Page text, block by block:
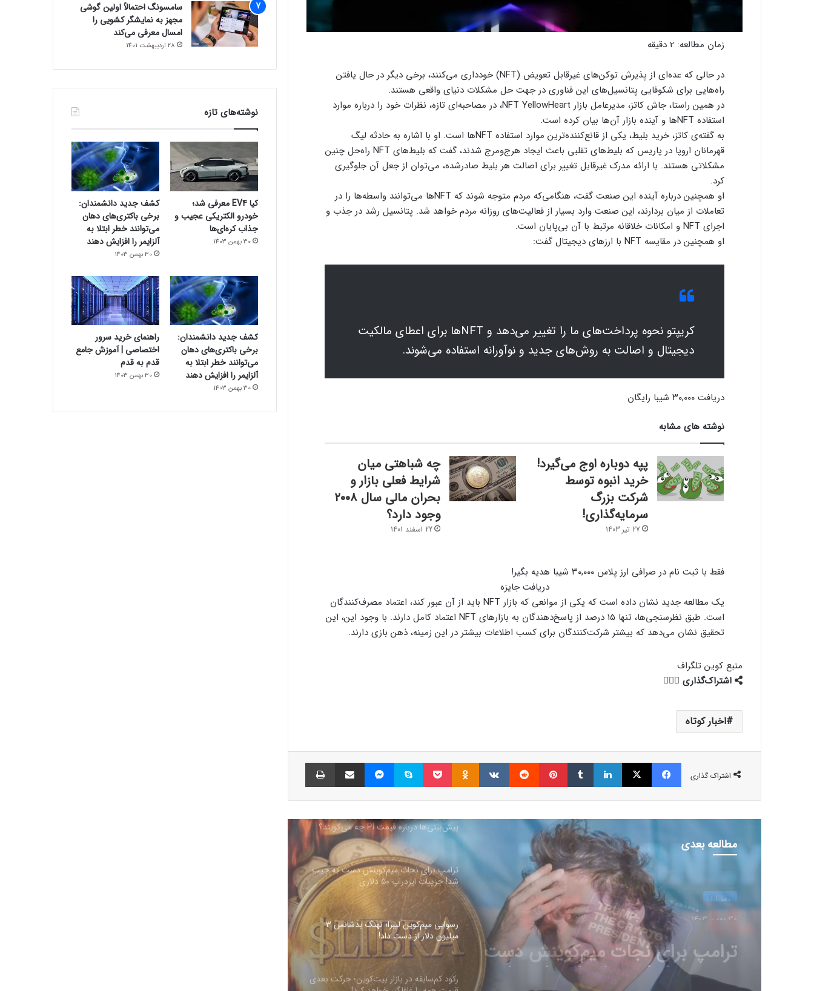
زمان مطالعه: 2 دقیقه
در حالی که عده‌ای از پذیرش توکن‌های غیرقابل تعویض (NFT) خودداری می‌کنند، برخی دیگر در حال یافتن
راه‌هایی برای شکوفایی پتانسیل‌های این فناوری در جهت حل مشکلات دنیای واقعی هستند.
در همین راستا، جاش کاتز، مدیرعامل بازار NFT YellowHeart، در مصاحبه‌ای تازه، نظرات خود را درباره‌ موارد
استفاده‌ NFTها و آینده‌ بازار آن‌ها بیان کرده است.
به گفته‌ی کاتز، خرید بلیط، یکی از قانع‌کننده‌ترین موارد استفاده‌ NFTها است. او با اشاره به حادثه‌ لیگ
قهرمانان اروپا در پاریس که بلیط‌های تقلبی باعث ایجاد هرج‌ومرج شدند، گفت که بلیط‌های NFT راه‌حل چنین
مشکلاتی هستند. با ارائه‌ مدرک غیرقابل تغییر برای اصالت هر بلیط صادرشده، می‌توان از جعل آن جلوگیری
کرد.
او همچنین درباره‌ آینده این صنعت گفت، هنگامی‌که مردم متوجه شوند که NFTها می‌توانند واسطه‌ها را در
تعاملات از میان بردارند، این صنعت وارد بسیار از فعالیت‌های روزانه‌ مردم خواهد شد. پتانسیل رشد در جذب و
اجرای NFT و امکانات خلاقانه‌ مرتبط با آن بی‌پایان است.
او همچنین در مقایسه‌ NFT با ارزهای دیجیتال گفت:
کریپتو نحوه‌ پرداخت‌های ما را تغییر می‌دهد و NFTها برای اعطای مالکیت
دیجیتال و اصالت به روش‌های جدید و نوآورانه استفاده می‌شوند.
دریافت ۳۰,۰۰۰ شیبا رایگان
نوشته های مشابه
پپه دوباره اوج می‌گیرد!
خرید انبوه توسط
شرکت بزرگ
سرمایه‌گذاری!
27 تیر 1403
چه شباهتی میان
شرایط فعلی بازار و
بحران مالی سال ۲۰۰۸
وجود دارد؟
22 اسفند 1401
فقط با ثبت نام در صرافی ارز پلاس ۳۰,۰۰۰ شیبا هدیه بگیر!
دریافت جایزه
یک مطالعه‌ جدید نشان داده است که یکی از موانعی که بازار NFT باید از آن عبور کند، اعتماد مصرف‌کنندگان
است. طبق نظرسنجی‌ها، تنها ۱۵ درصد از پاسخ‌دهندگان به بازارهای NFT اعتماد کامل دارند. با وجود این، این
تحقیق نشان می‌دهد که بیشتر شرکت‌کنندگان برای کسب اطلاعات بیشتر در این زمینه‌، ‌ذهن بازی دارند.
منبع کوین تلگراف
اشتراک‌گذاری
اخبار کوتاه
اشتراک گذاری
فیسبوک ایکس لینکداین تامبلر پینتریست Reddit
VKontakte
Odnoklassniki پاکت اسکایپ مسنجر اشتراک گذاری با ایمیل
مطالعه بعدی
رمز ارز
30 بهمن 1403
رسوایی میم‌کوین لیبرا؛ نهنگ
بدشانس ۳ میلیون دلار از دست
داد!
ارسال پیام هشداردهنده با سوزاندن اتریوم؛
کنترل مردم با چیپ‌های مغزی حقیقت دارد؟
ریزش ۷۶ درصدی تپ‌سواپ در اولین روز
معاملات! آیا بازگشتی در کار است؟
نشانه‌ای از تغییر روند قیمت ADA؟
پیش‌بینی‌ها درباره قیمت PI چه می‌گویند؟
ترامپ برای نجات میم‌کوینش دست به جیب
شد! جزییات ایردراپ ۵۰ دلاری
میلیون دلار از دست داد!
رکود کم‌سابقه در بازار بیت‌کوین؛ حرکت بعدی
قیمت همه را غافلگیر خواهد کرد!
سامسونگ احتمالاً اولین گوشی
مجهز به نمایشگر کشویی را
امسال معرفی می‌کند
28 اردیبهشت 1401
نوشته‌های تازه
کیا EV4 معرفی شد؛
خودرو الکتریکی عجیب و
جذاب کره‌ای‌ها
30 بهمن 1403
کشف جدید دانشمندان:
برخی باکتری‌های دهان
می‌توانند خطر ابتلا به
آلزایمر را افزایش دهند
30 بهمن 1403
کشف جدید دانشمندان:
برخی باکتری‌های دهان
می‌توانند خطر ابتلا به
آلزایمر را افزایش دهند
30 بهمن 1403
راهنمای خرید سرور
اختصاصی | آموزش جامع
قدم به قدم
30 بهمن 1403